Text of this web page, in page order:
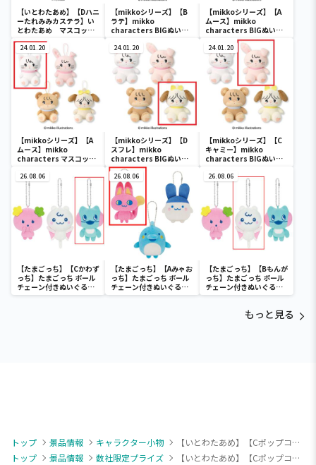
【いとわたあめ】【Dハニ
ーたれみみカステラ】い
とわたあめ マスコット
ぬいぐるみ2
【mikkoシリーズ】【B
ラテ】mikko
characters BIGぬいぐ
【mikkoシリーズ】【A
ムース】mikko
characters BIGぬいぐ
24.01.20
【mikkoシリーズ】【A
ムース】mikko
characters マスコット
24.01.20
【mikkoシリーズ】【D
スフレ】mikko
characters BIGぬいぐ
るみ
24.01.20
【mikkoシリーズ】【C
キャミー】mikko
characters BIGぬいぐ
26.08.06
【たまごっち】【Cかわず
っち】たまごっち ボール
チェーン付きぬいぐるみ
～Tamagotchi
26.08.06
【たまごっち】【Aみゃお
っち】たまごっち ボール
チェーン付きぬいぐるみ
～Tamagotchi
26.08.06
【たまごっち】【Bもんが
っち】たまごっち ボール
チェーン付きぬいぐるみ
～Tamagotchi
もっと見る
トップ 景品情報 キャラクター小物
【いとわたあめ】【Cポップコーンくま】いとわたあめ マスコットぬいぐるみ
トップ
景品情報 数社限定プライズ
【いとわたあめ】【Cポップコーンくま】いとわたあめ マスコットぬいぐるみ